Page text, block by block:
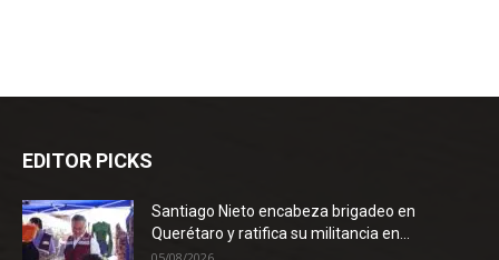
EDITOR PICKS
Santiago Nieto encabeza brigadeo en
Querétaro y ratifica su militancia en...